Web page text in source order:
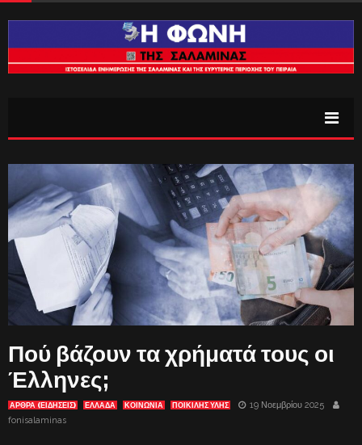
Πού βάζουν τα χρήματά τους οι
Έλληνες;
ΑΡΘΡΑ (ΕΙΔΗΣΕΙΣ) ΕΛΛΑΔΑ ΚΟΙΝΩΝΙΑ ΠΟΙΚΙΛΗΣ ΥΛΗΣ
19 Νοεμβρίου 2025
fonisalaminas